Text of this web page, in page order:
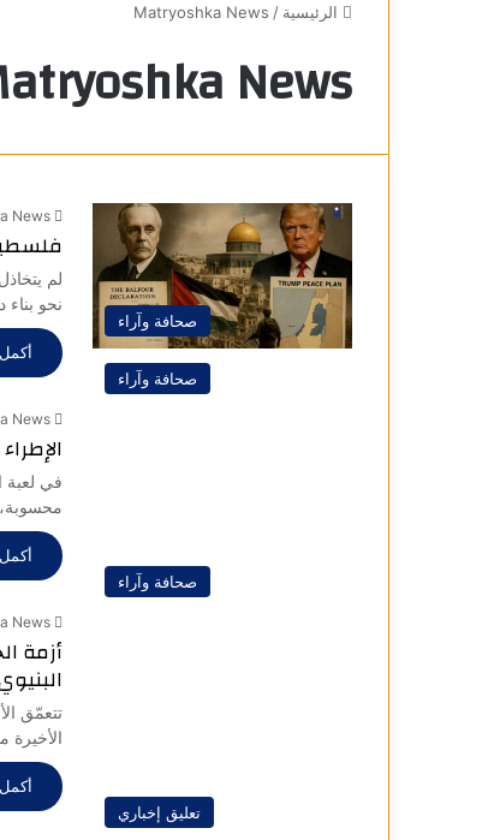
الرئيسية /
Matryoshka News
News
صحافة وآراء
News
لم
نحو
صحافة وآراء
News
في لعبة
صحافة وآراء
News
أزمة
تتعمّق
تعليق إخباري